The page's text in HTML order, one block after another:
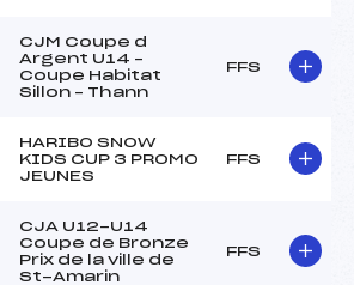
CJM Coupe d
Argent U14 –
Coupe Habitat
Sillon – Thann
FFS
HARIBO SNOW
KIDS CUP 3 PROMO
JEUNES
FFS
CJA U12-U14
Coupe de Bronze
Prix de la ville de
St-Amarin
FFS